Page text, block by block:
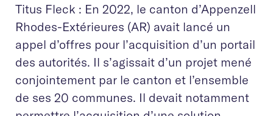
Titus Fleck : En 2022, le canton d’Appenzell
Rhodes-Extérieures (AR) avait lancé un
appel d’offres pour l’acquisition d’un portail
des autorités. Il s’agissait d’un projet mené
conjointement par le canton et l’ensemble
de ses 20 communes. Il devait notamment